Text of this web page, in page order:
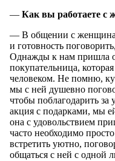
— Как вы работаете с
— В общении с
и готовность
Однажды к нам пришла
покупательница,
человеком. Не помню,
мы с ней душевно
чтобы поблагодарить за
акция с подарками, мы
она с удовольствием
часто необходимо
встретить уютно,
общаться с ней с одной